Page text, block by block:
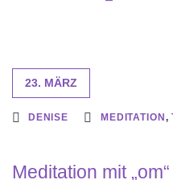
23. MÄRZ
DENISE MEDITATION,
Meditation mit „om“